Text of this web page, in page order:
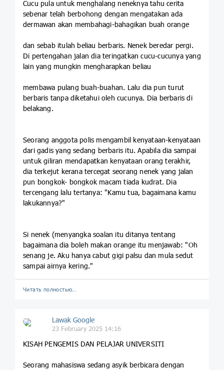
Cucu pula untuk menghalang neneknya tahu cerita
sebenar telah berbohong dengan mengatakan ada
dermawan akan membahagi-bahagikan buah orange
dan sebab itulah beliau berbaris. Nenek beredar pergi.
Di pertengahan jalan dia teringatkan cucu-cucunya yang
lain yang mungkin mengharapkan beliau
membawa pulang buah-buahan. Lalu dia pun turut
berbaris tanpa diketahui oleh cucunya. Dia berbaris di
belakang.
Seorang anggota polis mengambil kenyataan-kenyataan
dari gadis yang sedang berbaris itu. Apabila dia sampai
untuk giliran mendapatkan kenyataan orang terakhir,
dia terkejut kerana tercegat seorang nenek yang jalan
pun bongkok- bongkok macam tiada kudrat. Dia
tercengang lalu tertanya: "Kamu tua, bagaimana kamu
lakukannya?"
Si nenek (menyangka soalan itu ditanya tentang
bagaimana dia boleh makan orange itu menjawab: "Oh
senang je. Aku hanya cabut gigi palsu dan mula sedut
sampai airnya kering."
Читать полностью…
Lawak Google
23 February 2025 14:16
KISAH PENGEMIS DAN PELAJAR UNIVERSITI
Seorang mahasiswa sedang asyik berbicara dengan